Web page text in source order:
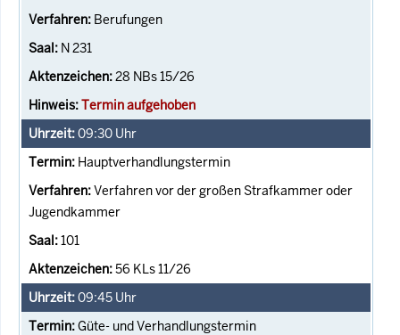
Berufungen
N 231
28 NBs 15/26
Termin aufgehoben
09:30 Uhr
Hauptverhandlungstermin
Verfahren vor der großen Strafkammer oder
Jugendkammer
101
56 KLs 11/26
09:45 Uhr
Güte- und Verhandlungstermin